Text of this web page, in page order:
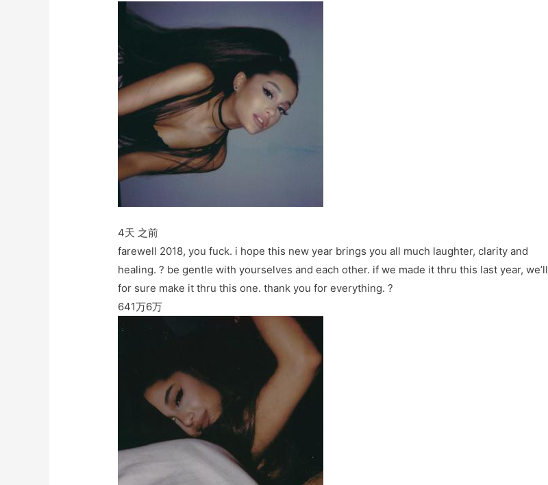
4天 之前
farewell 2018, you fuck. i hope this new year brings you all much laughter, clarity and
healing. ? be gentle with yourselves and each other. if we made it thru this last year, we’ll
for sure make it thru this one. thank you for everything. ?
641万6万